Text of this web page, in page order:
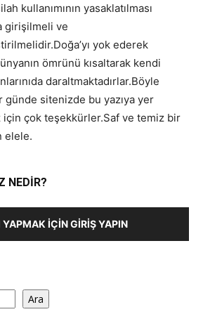
kullanımının yasaklatılması
girişilmeli ve
yok ederek
ömrünü kısaltarak kendi
daraltmaktadırlar.Böyle
günde sitenizde bu yazıya yer
çok teşekkürler.Saf ve temiz bir
elele.
NEDİR?
YAPMAK İÇIN GIRIŞ YAPIN
Ara